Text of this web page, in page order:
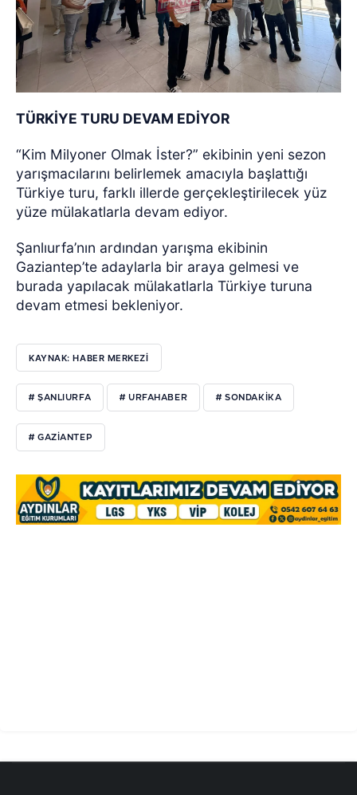
TÜRKİYE TURU DEVAM EDİYOR
“Kim Milyoner Olmak İster?” ekibinin yeni sezon
yarışmacılarını belirlemek amacıyla başlattığı
Türkiye turu, farklı illerde gerçekleştirilecek yüz
yüze mülakatlarla devam ediyor.
Şanlıurfa’nın ardından yarışma ekibinin
Gaziantep’te adaylarla bir araya gelmesi ve
burada yapılacak mülakatlarla Türkiye turuna
devam etmesi bekleniyor.
KAYNAK: HABER MERKEZI
# ŞANLIURFA # URFAHABER # SONDAKİKA
# GAZİANTEP